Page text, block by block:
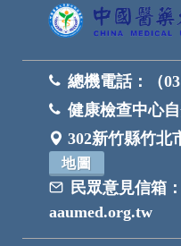
總機電話：
（
健康檢查中心
302新竹縣竹北
地圖
民眾意見信箱：
aaumed.org.tw